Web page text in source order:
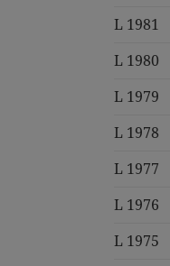
L 1981
L 1980
L 1979
L 1978
L 1977
L 1976
L 1975